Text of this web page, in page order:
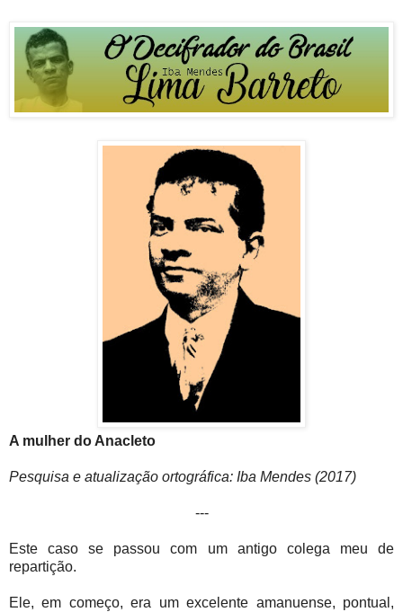
A mulher do Anacleto
Pesquisa e atualização ortográfica: Iba Mendes (2017)
---
Este caso se passou com um antigo colega meu de
repartição.
Ele, em começo, era um excelente amanuense, pontual,